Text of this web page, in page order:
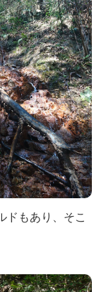
ドもあり、そこ